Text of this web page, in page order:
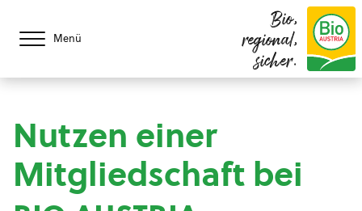
Menü
Bio,
regional,
sicher.
Nutzen einer
Mitgliedschaft bei